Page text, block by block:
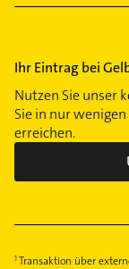
Ihr Eintrag bei
Nutzen Sie unser
Sie in nur
erreichen.
Transaktion über